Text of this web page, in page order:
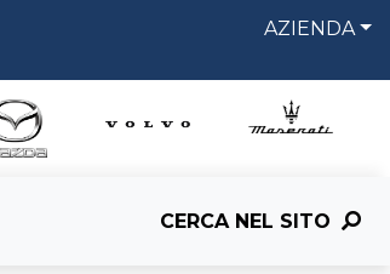
AZIENDA
CERCA NEL SITO